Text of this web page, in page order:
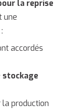
la reprise
une
accordés
stockage
production